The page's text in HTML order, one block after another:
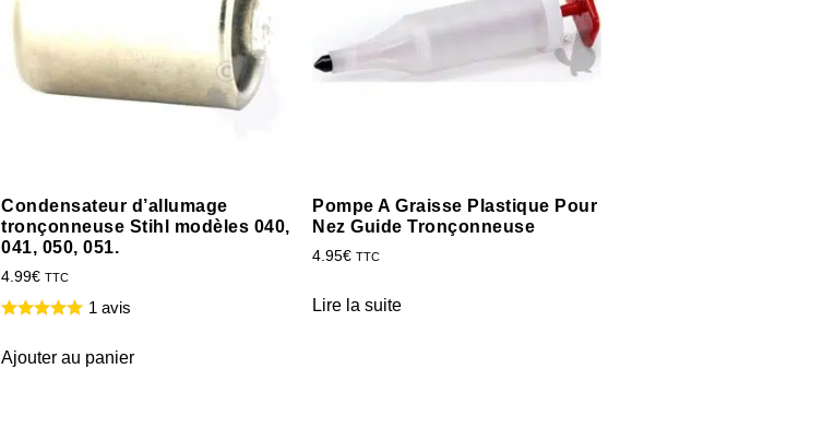
Condensateur d’allumage
tronçonneuse Stihl modèles 040,
041, 050, 051.
4.99€ TTC
1 avis
Ajouter au panier
Pompe A Graisse Plastique Pour
Nez Guide Tronçonneuse
4.95€ TTC
Lire la suite